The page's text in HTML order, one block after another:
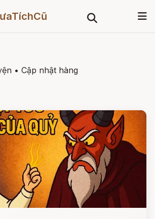
• Cập nhật hàng